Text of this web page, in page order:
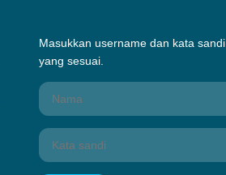
Masukkan username dan kata sandi
yang sesuai.